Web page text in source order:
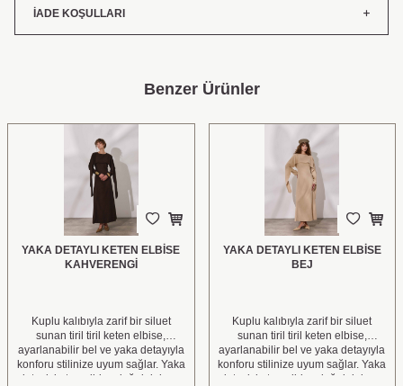
İADE KOŞULLARI
Benzer Ürünler
YAKA DETAYLI KETEN ELBISE
KAHVERENGI
Kuplu kalıbıyla zarif bir siluet
sunan tiril tiril keten elbise,
ayarlanabilir bel ve yaka detayıyla
konforu stilinize uyum sağlar. Yaka
detaylı keten elbise doğal dokusu
YAKA DETAYLI KETEN ELBISE
BEJ
Kuplu kalıbıyla zarif bir siluet
sunan tiril tiril keten elbise,
ayarlanabilir bel ve yaka detayıyla
konforu stilinize uyum sağlar. Yaka
detaylı keten elbise doğal dokusu